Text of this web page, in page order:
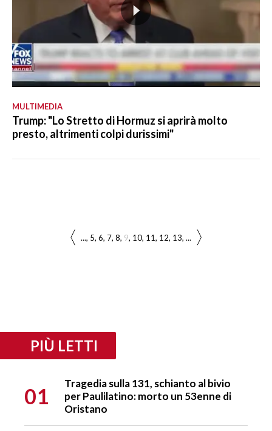
MULTIMEDIA
Trump: "Lo Stretto di Hormuz si aprirà molto
presto, altrimenti colpi durissimi"
... 5 6 7 8 9 10 11 12 13 ...
PIÙ LETTI
01
Tragedia sulla 131, schianto al bivio
per Paulilatino: morto un 53enne di
Oristano